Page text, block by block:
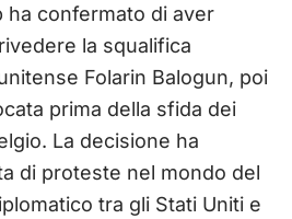
ha confermato di aver
la squalifica
Folarin Balogun, poi
prima della sfida dei
La decisione ha
di proteste nel mondo del
tra gli Stati Uniti e